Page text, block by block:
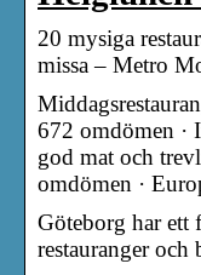
20 mysiga
missa – Metro
672 omdömen ·
god mat och
omdömen ·
Göteborg har ett
restauranger och